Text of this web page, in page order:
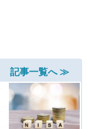
記事一覧へ ≫